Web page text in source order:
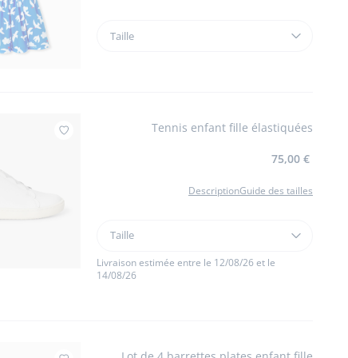
Taille
Robe
Taille
Ajouter à mes favoris : Tennis enfant fille
Tennis enfant fille élastiquées
75,00 €
Description Guide des tailles
Taille
enfant
fille
Taille
Livraison estimée entre le 12/08/26 et le
14/08/26